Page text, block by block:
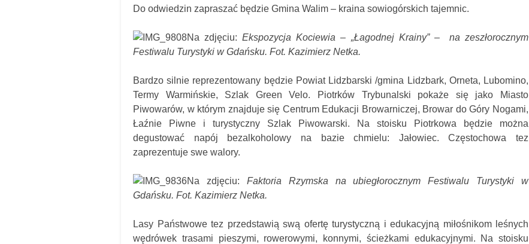
Do odwiedzin zapraszać będzie Gmina Walim – kraina sowiogórskich tajemnic.
Na zdjęciu: Ekspozycja Kociewia – „Łagodnej Krainy” – na zeszłorocznym
Festiwalu Turystyki w Gdańsku. Fot. Kazimierz Netka.
Bardzo silnie reprezentowany będzie Powiat Lidzbarski /gmina Lidzbark, Orneta, Lubomino,
Termy Warmińskie, Szlak Green Velo. Piotrków Trybunalski pokaże się jako Miasto
Piwowarów, w którym znajduje się Centrum Edukacji Browarniczej, Browar do Góry Nogami,
Łaźnie Piwne i turystyczny Szlak Piwowarski. Na stoisku Piotrkowa będzie można
degustować napój bezalkoholowy na bazie chmielu: Jałowiec. Częstochowa tez
zaprezentuje swe walory.
Na zdjęciu: Faktoria Rzymska na ubiegłorocznym Festiwalu Turystyki w
Gdańsku. Fot. Kazimierz Netka.
Lasy Państwowe tez przedstawią swą ofertę turystyczną i edukacyjną miłośnikom leśnych
wędrówek trasami pieszymi, rowerowymi, konnymi, ścieżkami edukacyjnymi. Na stoisku